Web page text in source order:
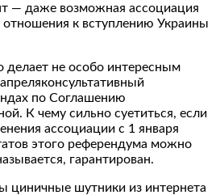
— даже возможная ассоциация
отношения к вступлению Украины
делает не особо интересным
по Соглашению
К чему сильно суетиться, если
ассоциации с 1 января
этого референдума можно
гарантирован.
циничные шутники из интернета